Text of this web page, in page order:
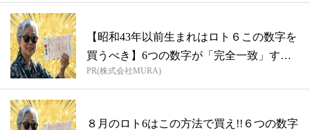
【昭和43年以前生まれはロト６この数字を
買うべき】6つの数字が「完全一致」する
方...
PR(株式会社MURA)
８月のロト6はこの方法で買え!!６つの数字